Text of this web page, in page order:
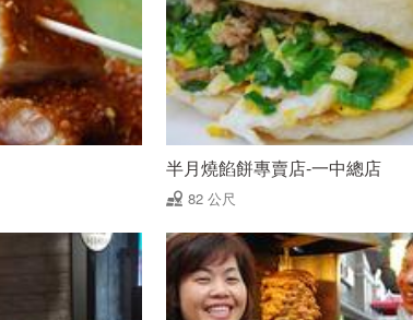
半月燒餡餅專賣店-一中總店
82 公尺